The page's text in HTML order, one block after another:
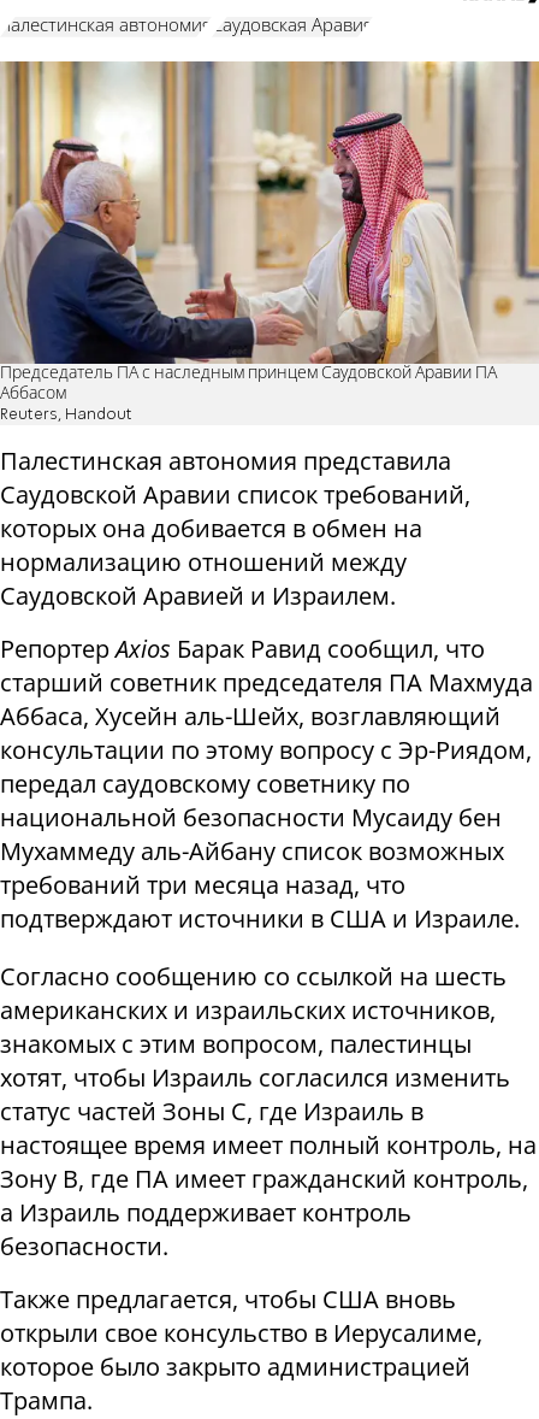
палестинская автономия Саудовская Аравия
Председатель ПА с наследным принцем Саудовской Аравии ПА
Аббасом
Reuters, Handout
Палестинская автономия представила
Саудовской Аравии список требований,
которых она добивается в обмен на
нормализацию отношений между
Саудовской Аравией и Израилем.
РепортерAxios Барак Равид сообщил, что
старший советник председателя ПА Махмуда
Аббаса, Хусейн аль-Шейх, возглавляющий
консультации по этому вопросу с Эр-Риядом,
передал саудовскому советнику по
национальной безопасности Мусаиду бен
Мухаммеду аль-Айбану список возможных
требований три месяца назад, что
подтверждают источники в США и Израиле.
Согласно сообщению со ссылкой на шесть
американских и израильских источников,
знакомых с этим вопросом, палестинцы
хотят, чтобы Израиль согласился изменить
статус частей Зоны C, где Израиль в
настоящее время имеет полный контроль, на
Зону B, где ПА имеет гражданский контроль,
а Израиль поддерживает контроль
безопасности.
Также предлагается, чтобы США вновь
открыли свое консульство в Иерусалиме,
которое было закрыто администрацией
Трампа.